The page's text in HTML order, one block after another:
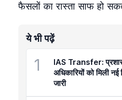
फैसलों का रास्ता साफ हो
ये भी पढ़ें
1
IAS Transfer:
अधिकारियों को मिली
जारी